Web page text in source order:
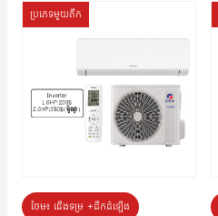
ប្រភេទមួយតឹក
ថែម៖ ជើងទម្រ +ដឹកដំឡើង